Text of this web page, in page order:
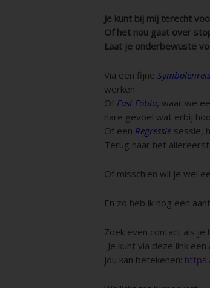
Je kunt bij mij terecht
Of het nou gaat over
Laat je onderbewuste
Via een fijne Symbolenreis
werken.
Of Fast Fobia, waar we
nare gevoel wat erbij
Of een Regressie sessie,
Terug naar het
Of misschien wil je wel
En zo heb ik nog een
Zoek even contact als
-Je kunt via deze link
jou kan betekenen: